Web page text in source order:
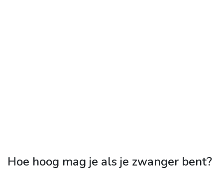
Hoe hoog mag je als je zwanger bent?